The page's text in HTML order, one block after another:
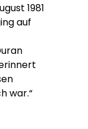
1981
auf
war.“